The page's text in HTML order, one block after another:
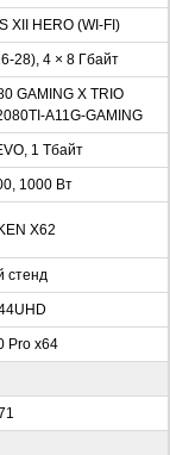
XII HERO (WI-FI)
28), 4 × 8 Гбайт
GAMING X TRIO
A11G-GAMING
1 Тбайт
1000 Вт
X62
стенд
Pro x64